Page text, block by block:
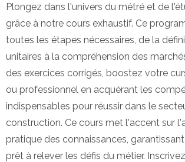
Plongez dans l'univers du métré et de
grâce à notre cours exhaustif. Ce
toutes les étapes nécessaires, de la
unitaires à la compréhension des
des exercices corrigés, boostez votre
ou professionnel en acquérant les
indispensables pour réussir dans le
construction. Ce cours met l'accent sur
pratique des connaissances,
prêt à relever les défis du métier.